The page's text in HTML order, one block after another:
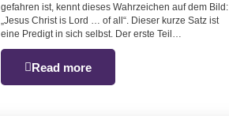
gefahren ist, kennt dieses Wahrzeichen auf dem Bild:
„Jesus Christ is Lord … of all“. Dieser kurze Satz ist
eine Predigt in sich selbst. Der erste Teil…
Read more